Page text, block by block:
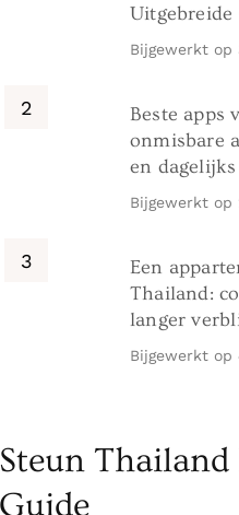
Uitgebreide
Bijgewerkt op
Beste apps
onmisbare
en
Bijgewerkt op
Een
Thailand:
langer
Bijgewerkt op
Steun
Guide